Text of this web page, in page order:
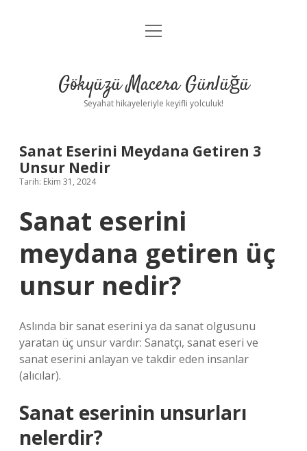
Anasayfa
Yasal Uyarı
menüyü
Gökyüzü Macera Günlüğü
Seyahat hikayeleriyle keyifli yolculuk!
Sanat Eserini Meydana Getiren 3
Unsur Nedir
Tarih: Ekim 31, 2024
Sanat eserini
meydana getiren üç
unsur nedir?
Aslında bir sanat eserini ya da sanat olgusunu
yaratan üç unsur vardır: Sanatçı, sanat eseri ve
sanat eserini anlayan ve takdir eden insanlar
(alıcılar).
Sanat eserinin unsurları
nelerdir?